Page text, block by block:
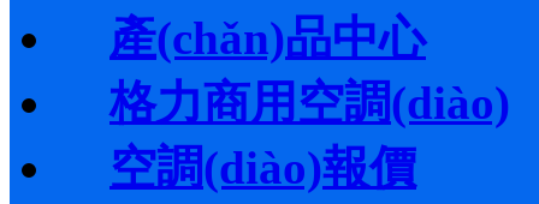
產(chǎn)品中心
格力商用空調(diào)
空調(diào)報價